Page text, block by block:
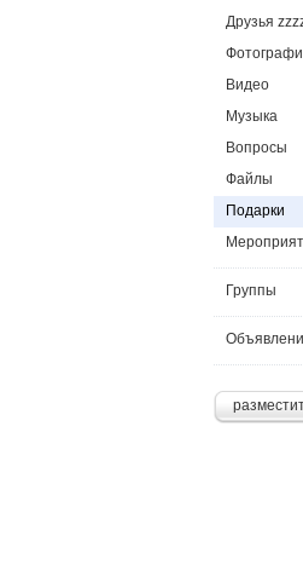
Друзья
Видео
Музыка
Вопросы
Файлы
Подарки
Группы